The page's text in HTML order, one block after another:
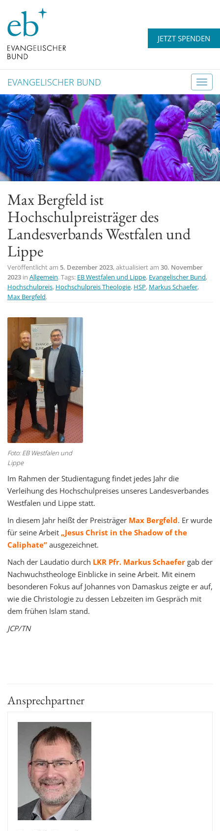
JETZT SPENDEN
T
o
g
g
l
e
n
a
v
n
EVANGELISCHER BUND
Max Bergfeld ist
Hochschulpreisträger des
Landesverbands Westfalen und
Lippe
Veröffentlicht am 5. Dezember 2023, aktualisiert am 30. November
2023 in Allgemein. Tags: EB Westfalen und Lippe, Evangelischer Bund,
Hochschulpreis, Hochschulpreis Theologie, HSP, Markus Schaefer,
Max Bergfeld.
Foto: EB Westfalen und
Lippe
Im Rahmen der Studientagung findet jedes Jahr die
Verleihung des Hochschulpreises unseres Landesverbandes
Westfalen und Lippe statt.
In diesem Jahr heißt der Preisträger Max Bergfeld. Er wurde
für seine Arbeit „Jesus Christ in the Shadow of the
Caliphate” ausgezeichnet.
Nach der Laudatio durch LKR Pfr. Markus Schaefer gab der
Nachwuchstheologe Einblicke in seine Arbeit. Mit einem
besonderen Fokus auf Johannes von Damaskus zeigte er auf,
wie die Christologie zu dessen Lebzeiten im Gespräch mit
dem frühen Islam stand.
JCP/TN
Ansprechpartner